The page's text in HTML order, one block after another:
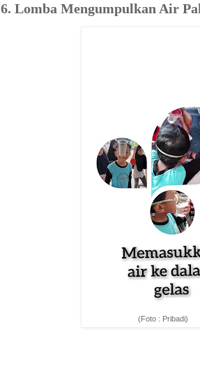
6. Lomba Mengumpulkan Air
(Foto : Pribadi)